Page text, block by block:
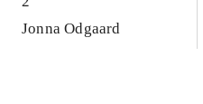
Jonna Odgaard